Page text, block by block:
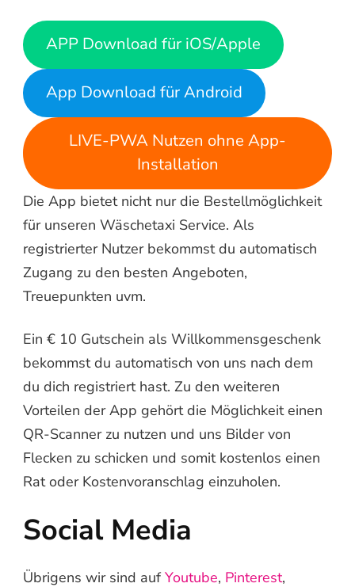
APP Download für iOS/Apple
App Download für Android
LIVE-PWA Nutzen ohne App-
Installation
Die App bietet nicht nur die Bestellmöglichkeit
für unseren Wäschetaxi Service. Als
registrierter Nutzer bekommst du automatisch
Zugang zu den besten Angeboten,
Treuepunkten uvm.
Ein € 10 Gutschein als Willkommensgeschenk
bekommst du automatisch von uns nach dem
du dich registriert hast. Zu den weiteren
Vorteilen der App gehört die Möglichkeit einen
QR-Scanner zu nutzen und uns Bilder von
Flecken zu schicken und somit kostenlos einen
Rat oder Kostenvoranschlag einzuholen.
Social Media
Übrigens wir sind auf Youtube, Pinterest,